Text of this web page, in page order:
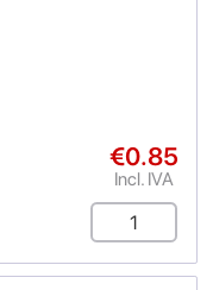
€0.85
Incl. IVA